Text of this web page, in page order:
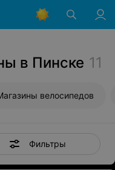
в Пинске 11
велосипедов
Фильтры